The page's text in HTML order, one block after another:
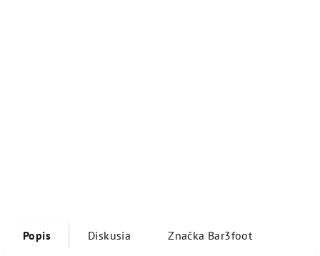
Popis Diskusia Značka Bar3foot